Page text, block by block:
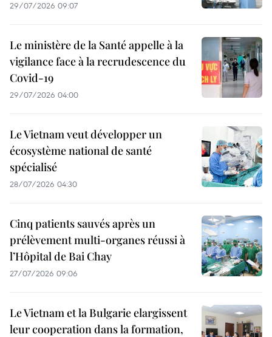
29/07/2026 09:07
Le ministère de la Santé appelle à la
vigilance face à la recrudescence du
Covid-19
29/07/2026 04:00
Le Vietnam veut développer un
écosystème national de santé
spécialisé
28/07/2026 04:30
Cinq patients sauvés après un
prélèvement multi-organes réussi à
l’Hôpital de Bai Chay
27/07/2026 09:06
Le Vietnam et la Bulgarie elargissent
leur cooperation dans la formation,